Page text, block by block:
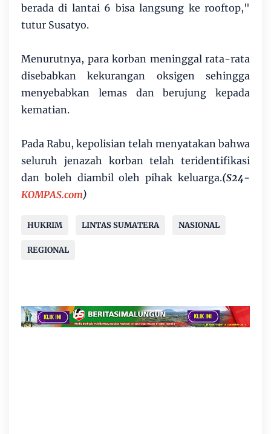
berada di lantai 6 bisa langsung ke rooftop,"
tutur Susatyo.
Menurutnya, para korban meninggal rata-rata
disebabkan kekurangan oksigen sehingga
menyebabkan lemas dan berujung kepada
kematian.
Pada Rabu, kepolisian telah menyatakan bahwa
seluruh jenazah korban telah teridentifikasi
dan boleh diambil oleh pihak keluarga.(S24-
KOMPAS.com)
HUKRIM LINTAS SUMATERA NASIONAL
REGIONAL